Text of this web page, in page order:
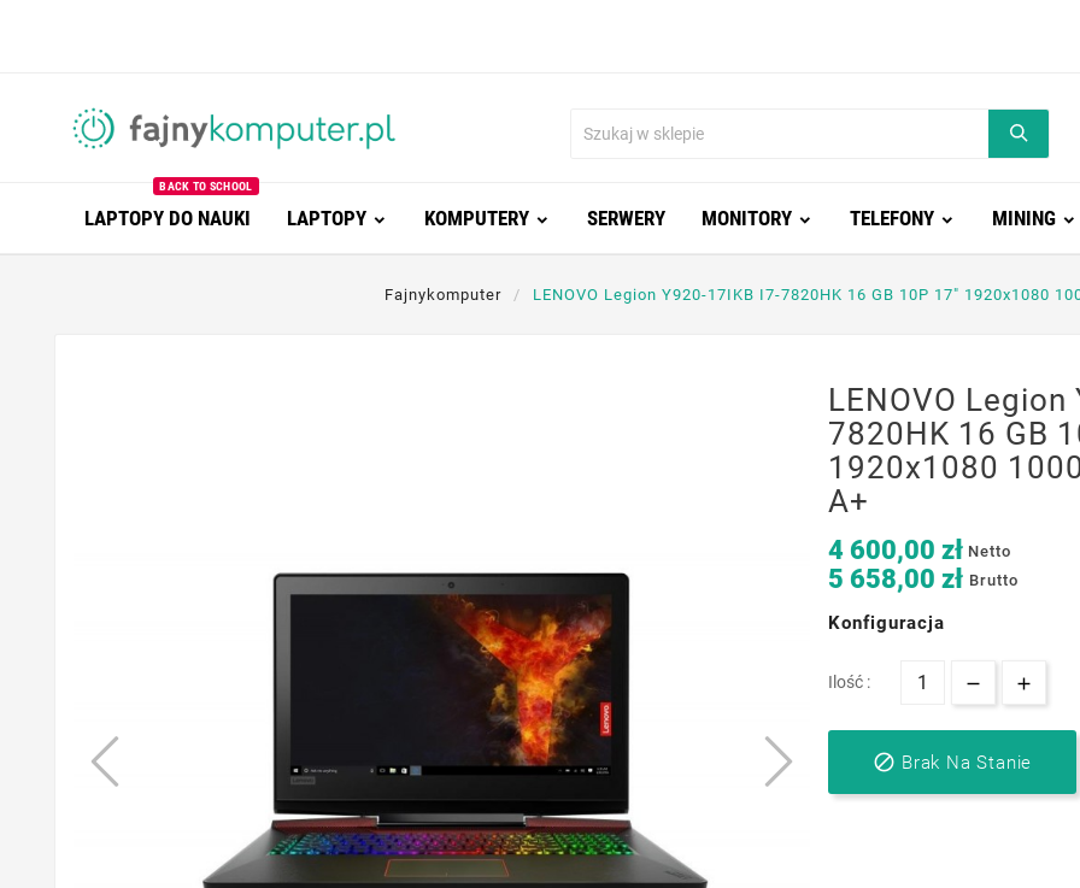
LAPTOPY DO NAUKI
BACK TO SCHOOL
LAPTOPY KOMPUTERY SERWERY MONITORY TELEFONY MINING
Fajnykomputer LENOVO Legion Y920-17IKB I7-7820HK 16 GB 10P 17" 1920x1080
LENOVO
7820HK 16 GB
1920x1080
A+
4 600,00 zł Netto
5 658,00 zł Brutto
Konfiguracja
Ilość :
 Brak Na Stanie